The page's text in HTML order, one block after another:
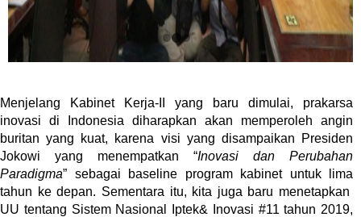
Menjelang Kabinet Kerja-II yang baru dimulai, prakarsa
inovasi di Indonesia diharapkan akan memperoleh angin
buritan yang kuat, karena visi yang disampaikan Presiden
Jokowi yang menempatkan “Inovasi dan Perubahan
Paradigma” sebagai baseline program kabinet untuk lima
tahun ke depan. Sementara itu, kita juga baru menetapkan
UU tentang Sistem Nasional Iptek& Inovasi #11 tahun 2019,